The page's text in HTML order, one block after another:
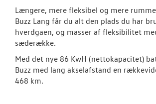
Længere, mere fleksibel og mere
Buzz Lang får du alt den plads du har
hverdgaen, og masser af fleksibilitet
sæderække.
Med det nye 86 KwH (nettokapacitet)
Buzz med lang akselafstand en
468 km.